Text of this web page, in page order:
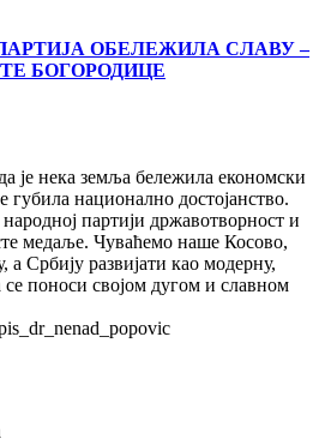
ОБЕЛЕЖИЛА СЛАВУ –
БОГОРОДИЦЕ
је нека земља бележила економски
губила национално достојанство.
партији државотворност и
медаље. Чуваћемо наше Косово,
Србију развијати као модерну,
се поноси својом дугом и славном